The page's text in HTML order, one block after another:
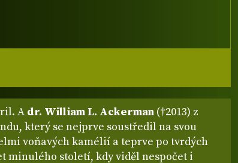
A dr. William L. Ackerman (†2013) z
který se nejprve soustředil na svou
voňavých kamélií a teprve po tvrdých
minulého století, kdy viděl nespočet i